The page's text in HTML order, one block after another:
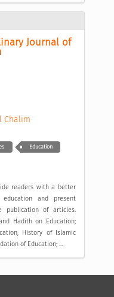
Journal of
Chalim
Education
readers with a better
education and present
publication of articles.
Hadith on Education;
History of Islamic
of Education; ...